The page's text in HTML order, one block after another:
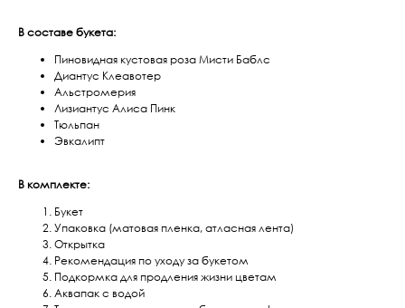
В составе букета:
Пиновидная кустовая роза Мисти Баблс
Диантус Клеавотер
Альстромерия
Лизиантус Алиса Пинк
Тюльпан
Эвкалипт
В комплекте:
Букет
Упаковка (матовая пленка, атласная лента)
Открытка
Рекомендация по уходу за букетом
Подкормка для продления жизни цветам
Аквапак с водой